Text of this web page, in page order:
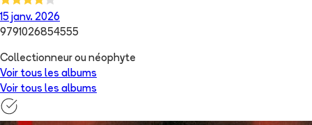
15 janv. 2026
9791026854555
Collectionneur ou néophyte
Voir tous les albums
Voir tous les albums